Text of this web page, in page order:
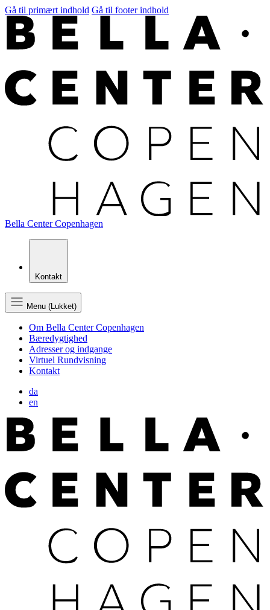
Gå til primært indhold Gå til footer indhold
Bella Center Copenhagen
Kontakt
Menu (Lukket)
Om Bella Center Copenhagen
Bæredygtighed
Adresser og indgange
Virtuel Rundvisning
Kontakt
da
en